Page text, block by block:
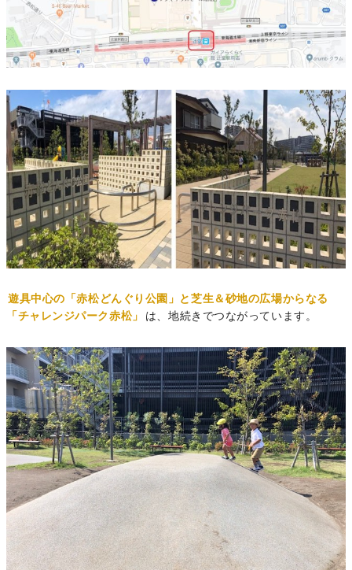
遊具中心の「赤松どんぐり公園」と芝生＆砂地の広場からなる
「チャレンジパーク赤松」
は、地続きでつながっています。